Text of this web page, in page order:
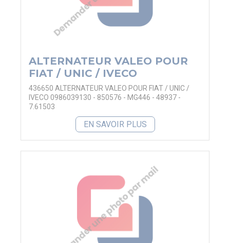
ALTERNATEUR VALEO POUR
FIAT / UNIC / IVECO
436650 ALTERNATEUR VALEO POUR FIAT / UNIC /
IVECO 0986039130 - 850576 - MG446 - 48937 -
7.61503
EN SAVOIR PLUS